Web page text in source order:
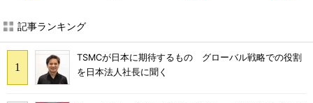
記事ランキング
TSMCが日本に期待するもの グローバル戦略での役割
を日本法人社長に聞く